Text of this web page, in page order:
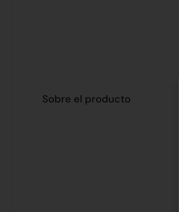
Sobre el producto